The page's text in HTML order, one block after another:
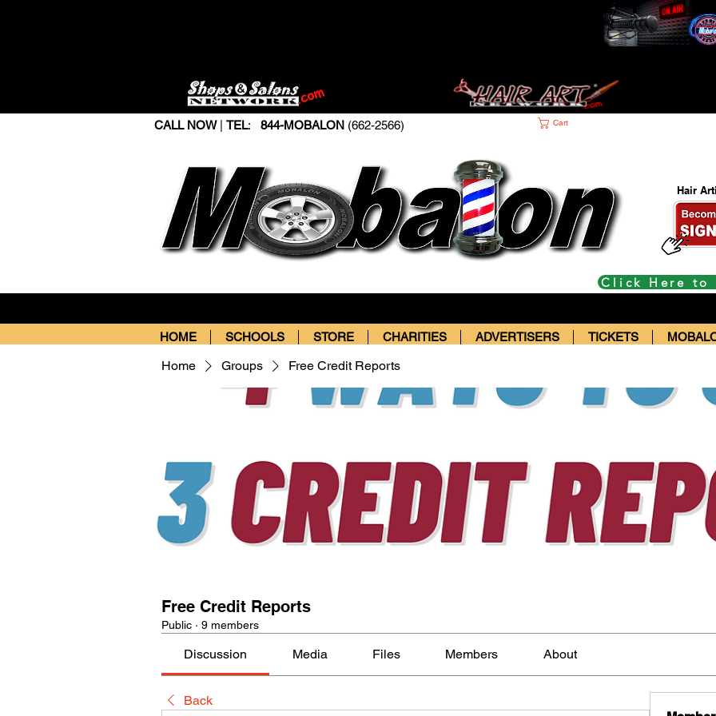
CALL NOW| TEL: 844-MOBALON (662-2566) Cart
Hair
Click Here to
HOME SCHOOLS STORE CHARITIES ADVERTISERS TICKETS
Home Groups Free Credit Reports
Free Credit Reports
Public · 9 members
Discussion Media Files Members About
Back